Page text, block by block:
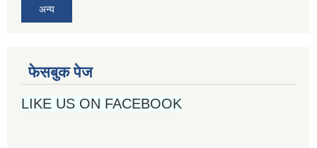
अन्य
फेसबुक पेज
LIKE US ON FACEBOOK